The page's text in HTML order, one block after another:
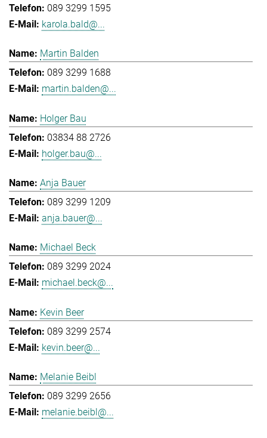
089 3299 1595
karola.bald@...
Martin Balden
089 3299 1688
martin.balden@...
Holger Bau
03834 88 2726
holger.bau@...
Anja Bauer
089 3299 1209
anja.bauer@...
Michael Beck
089 3299 2024
michael.beck@...
Kevin Beer
089 3299 2574
kevin.beer@...
Melanie Beibl
089 3299 2656
melanie.beibl@...